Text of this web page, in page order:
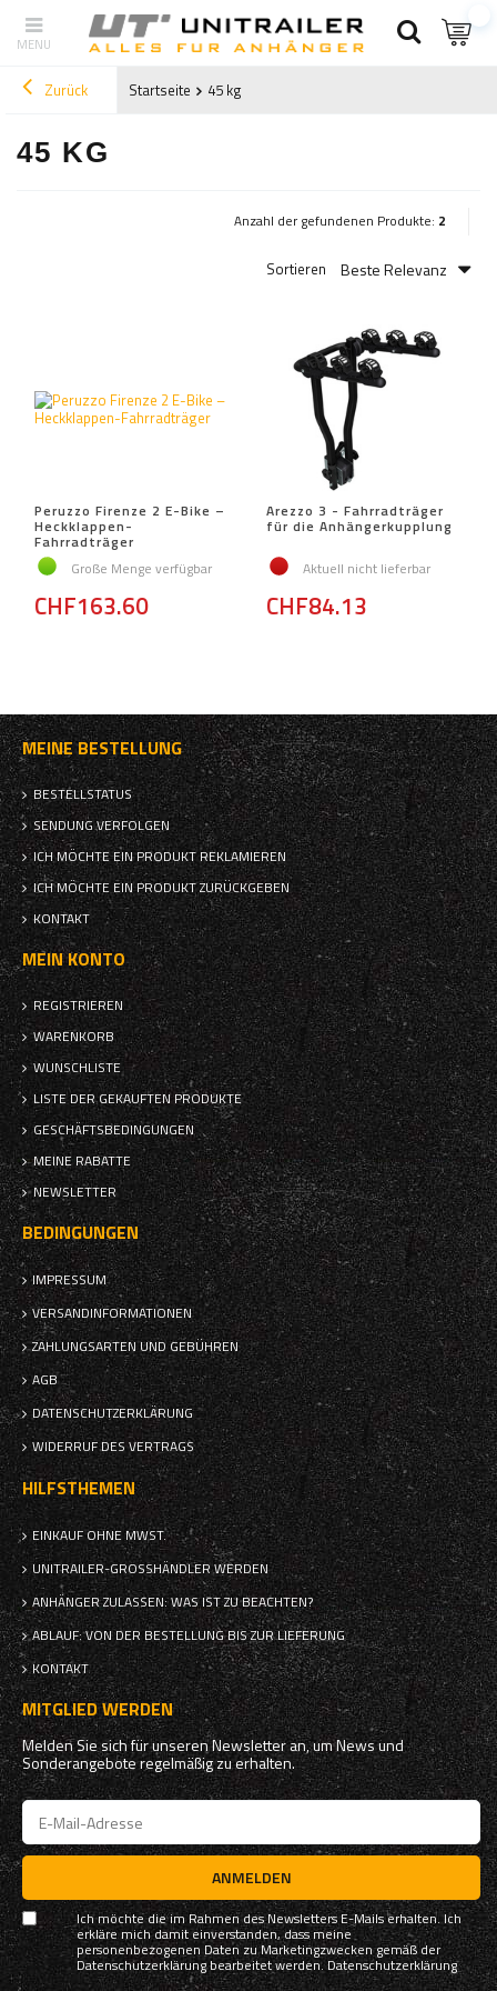
Zurück Startseite 45 kg
45 KG
Anzahl der gefundenen Produkte: 2
Sortieren Beste Relevanz
Peruzzo Firenze 2 E-Bike –
Heckklappen-
Fahrradträger
Große Menge verfügbar
CHF163.60
Arezzo 3 - Fahrradträger
für die Anhängerkupplung
Aktuell nicht lieferbar
CHF84.13
MEINE BESTELLUNG
BESTELLSTATUS
SENDUNG VERFOLGEN
ICH MÖCHTE EIN PRODUKT REKLAMIEREN
ICH MÖCHTE EIN PRODUKT ZURÜCKGEBEN
KONTAKT
MEIN KONTO
REGISTRIEREN
WARENKORB
WUNSCHLISTE
LISTE DER GEKAUFTEN PRODUKTE
GESCHÄFTSBEDINGUNGEN
MEINE RABATTE
NEWSLETTER
BEDINGUNGEN
IMPRESSUM
VERSANDINFORMATIONEN
ZAHLUNGSARTEN UND GEBÜHREN
AGB
DATENSCHUTZERKLÄRUNG
WIDERRUF DES VERTRAGS
HILFSTHEMEN
EINKAUF OHNE MWST.
UNITRAILER-GROSSHÄNDLER WERDEN
ANHÄNGER ZULASSEN: WAS IST ZU BEACHTEN?
ABLAUF: VON DER BESTELLUNG BIS ZUR LIEFERUNG
KONTAKT
MITGLIED WERDEN
Melden Sie sich für unseren Newsletter an, um News und
Sonderangebote regelmäßig zu erhalten.
ANMELDEN
Ich möchte die im Rahmen des Newsletters E-Mails erhalten. Ich
erkläre mich damit einverstanden, dass meine
personenbezogenen Daten zu Marketingzwecken gemäß der
Datenschutzerklärung bearbeitet werden.Datenschutzerklärung